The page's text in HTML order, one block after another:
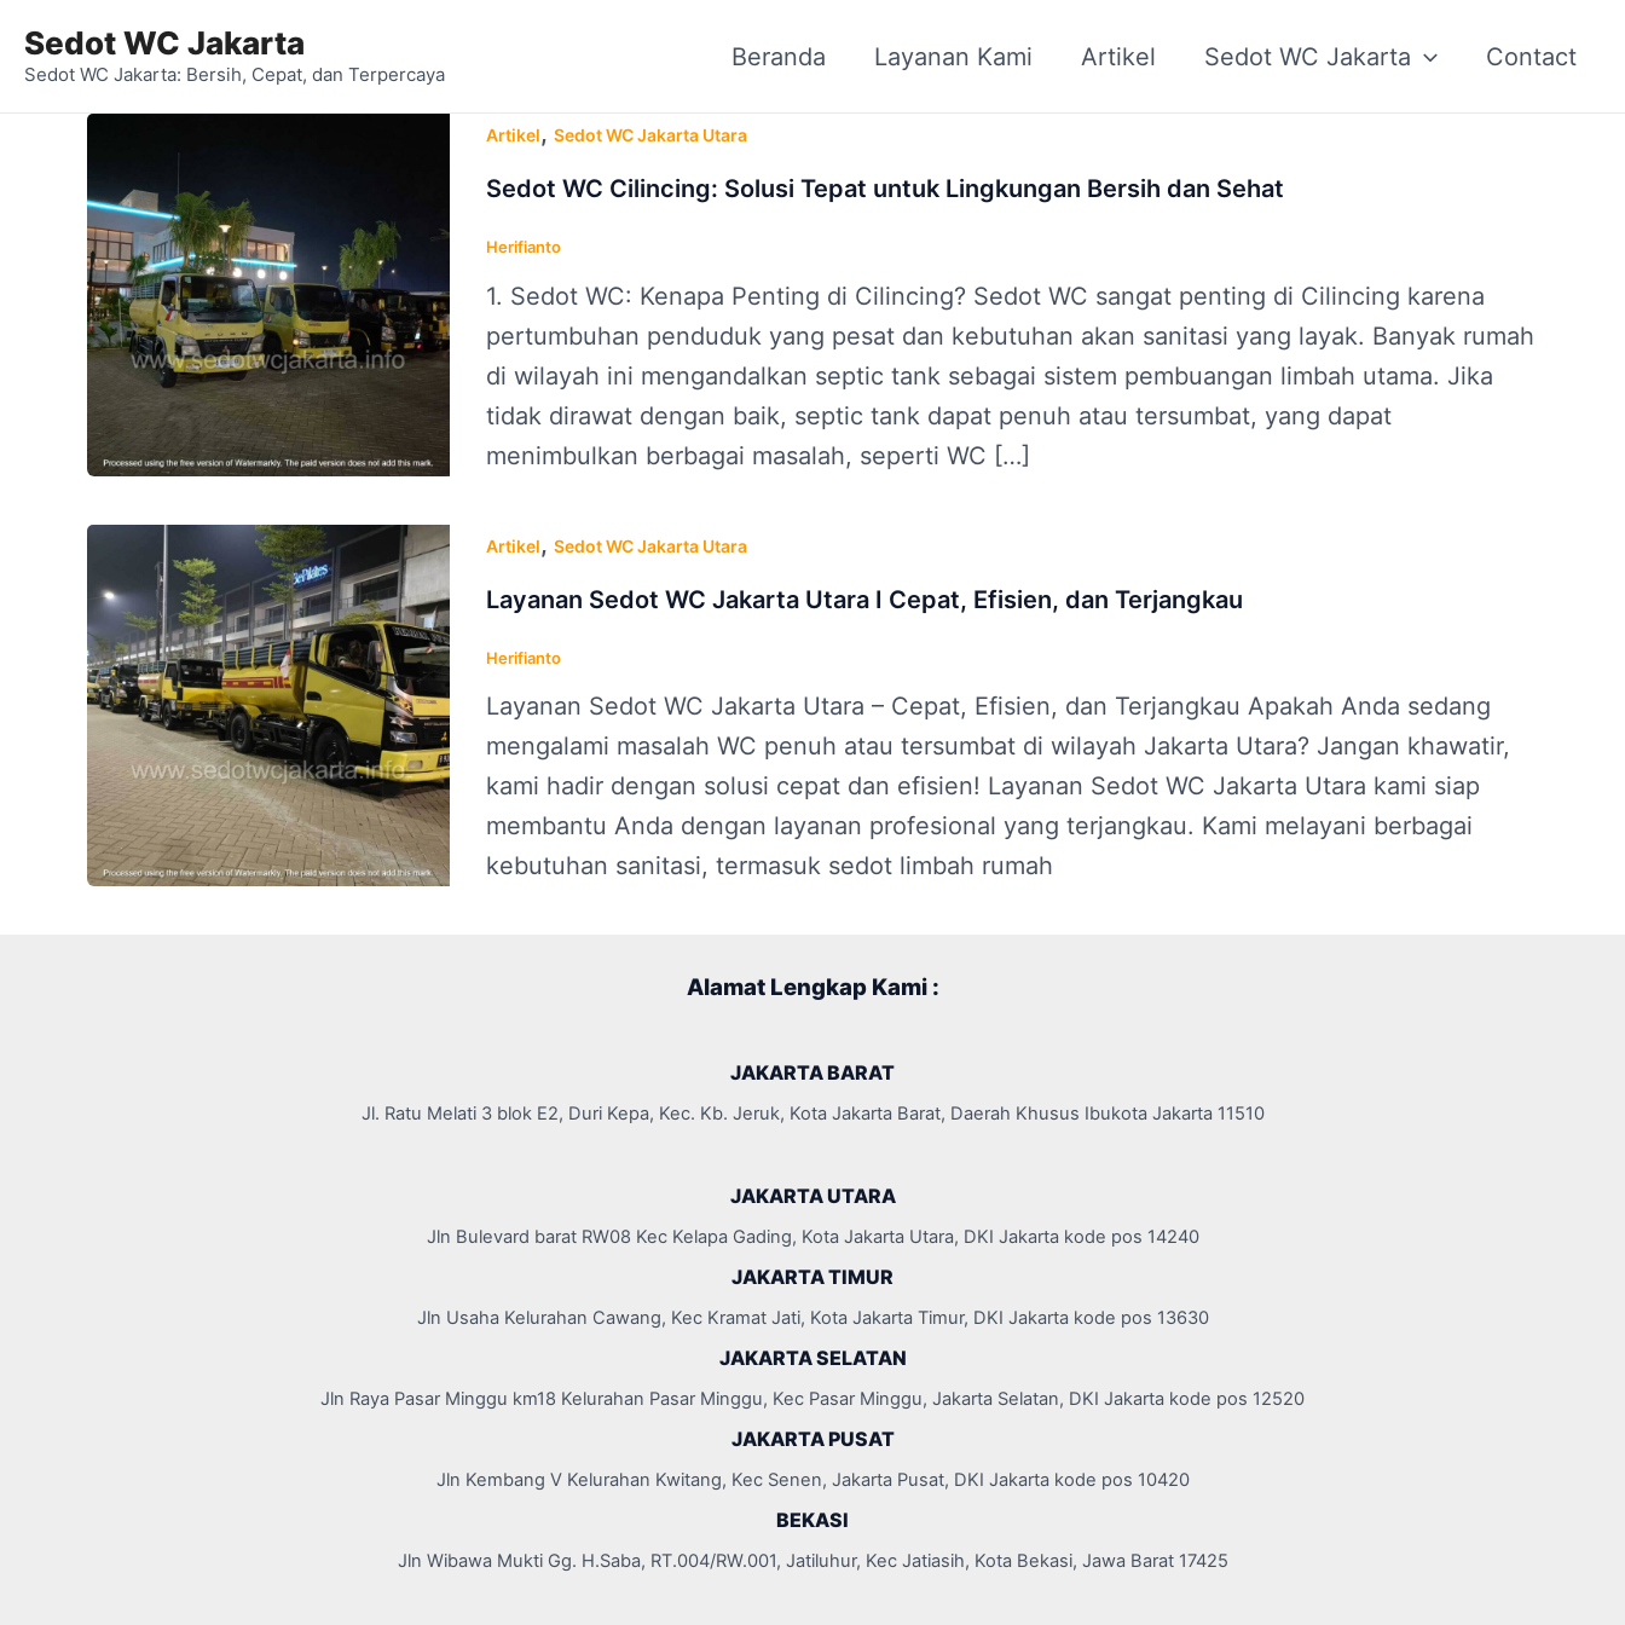
keSedot WC Jakarta
Sedot WC Jakarta: Bersih, Cepat, dan Terpercaya
Beranda Layanan Kami Artikel Sedot WC Jakarta Contact
Artikel, Sedot WC Jakarta Utara
Sedot WC Cilincing: Solusi Tepat untuk Lingkungan Bersih dan Sehat
Herifianto
1. Sedot WC: Kenapa Penting di Cilincing? Sedot WC sangat penting di Cilincing karena
pertumbuhan penduduk yang pesat dan kebutuhan akan sanitasi yang layak. Banyak rumah
di wilayah ini mengandalkan septic tank sebagai sistem pembuangan limbah utama. Jika
tidak dirawat dengan baik, septic tank dapat penuh atau tersumbat, yang dapat
menimbulkan berbagai masalah, seperti WC […]
Artikel, Sedot WC Jakarta Utara
Layanan Sedot WC Jakarta Utara I Cepat, Efisien, dan Terjangkau
Herifianto
Layanan Sedot WC Jakarta Utara – Cepat, Efisien, dan Terjangkau Apakah Anda sedang
mengalami masalah WC penuh atau tersumbat di wilayah Jakarta Utara? Jangan khawatir,
kami hadir dengan solusi cepat dan efisien! Layanan Sedot WC Jakarta Utara kami siap
membantu Anda dengan layanan profesional yang terjangkau. Kami melayani berbagai
kebutuhan sanitasi, termasuk sedot limbah rumah
Alamat Lengkap Kami :
JAKARTA BARAT
Jl. Ratu Melati 3 blok E2, Duri Kepa, Kec. Kb. Jeruk, Kota Jakarta Barat, Daerah Khusus Ibukota Jakarta 11510
JAKARTA UTARA
Jln Bulevard barat RW08 Kec Kelapa Gading, Kota Jakarta Utara, DKI Jakarta kode pos 14240
JAKARTA TIMUR
Jln Usaha Kelurahan Cawang, Kec Kramat Jati, Kota Jakarta Timur, DKI Jakarta kode pos 13630
JAKARTA SELATAN
Jln Raya Pasar Minggu km18 Kelurahan Pasar Minggu, Kec Pasar Minggu, Jakarta Selatan, DKI Jakarta kode pos 12520
JAKARTA PUSAT
Jln Kembang V Kelurahan Kwitang, Kec Senen, Jakarta Pusat, DKI Jakarta kode pos 10420
BEKASI
Jln Wibawa Mukti Gg. H.Saba, RT.004/RW.001, Jatiluhur, Kec Jatiasih, Kota Bekasi, Jawa Barat 17425